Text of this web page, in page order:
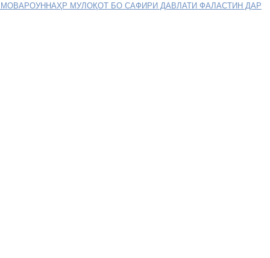
МУЛОҚОТ БО САФИРИ ДАВЛАТИ ФАЛАСТИН ДАР